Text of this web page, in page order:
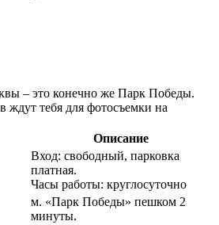
– это конечно же Парк Победы.
ждут тебя для фотосъемки на
Описание
Вход: свободный, парковка
платная.
Часы работы: круглосуточно
м. «Парк Победы» пешком 2
минуты.